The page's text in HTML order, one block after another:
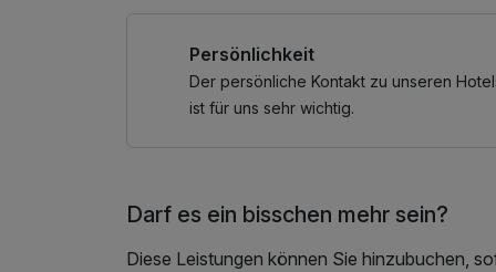
Persönlichkeit
Der persönliche Kontakt zu unseren
ist für uns sehr wichtig.
Darf es ein bisschen mehr sein?
Diese Leistungen können Sie hinzubuchen,